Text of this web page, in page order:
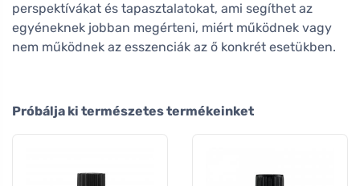
perspektívákat és tapasztalatokat, ami segíthet az
egyéneknek jobban megérteni, miért működnek vagy
nem működnek az esszenciák az ő konkrét esetükben.
Próbálja ki természetes termékeinket